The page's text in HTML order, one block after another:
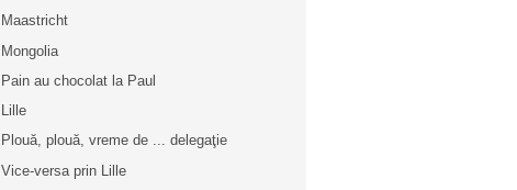
Maastricht
Mongolia
Pain au chocolat la Paul
Lille
Plouă, plouă, vreme de ... delegaţie
Vice-versa prin Lille